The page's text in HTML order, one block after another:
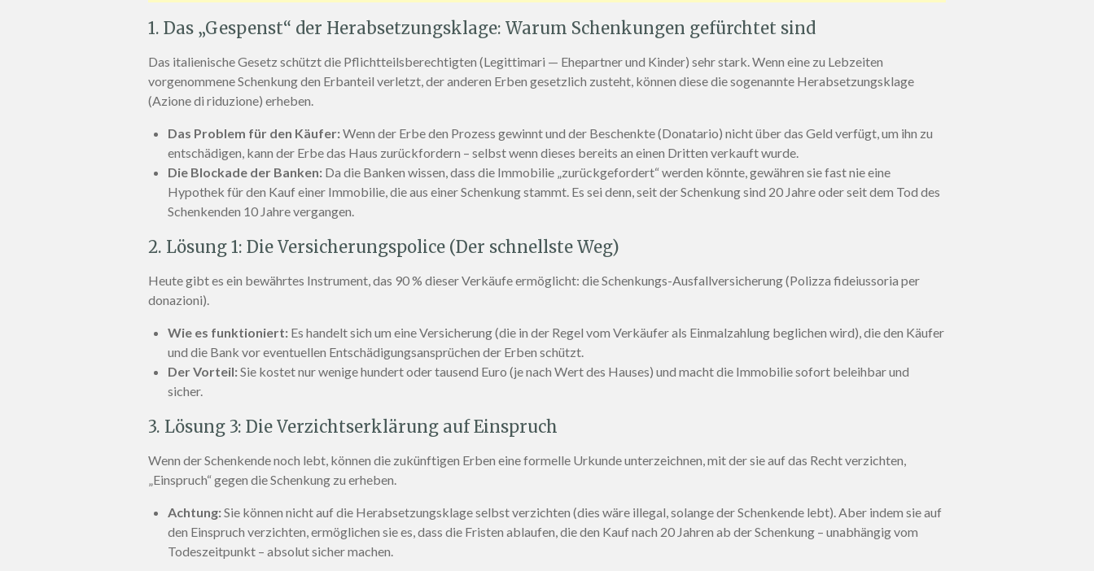
1. Das „Gespenst“ der Herabsetzungsklage: Warum Schenkungen gefürchtet sind
Das italienische Gesetz schützt die Pflichtteilsberechtigten (Legittimari — Ehepartner und Kinder) sehr stark. Wenn eine zu Lebzeiten
vorgenommene Schenkung den Erbanteil verletzt, der anderen Erben gesetzlich zusteht, können diese die sogenannte Herabsetzungsklage
(Azione di riduzione) erheben.
Das Problem für den Käufer:Wenn der Erbe den Prozess gewinnt und der Beschenkte (Donatario) nicht über das Geld verfügt, um ihn zu
entschädigen, kann der Erbe das Haus zurückfordern – selbst wenn dieses bereits an einen Dritten verkauft wurde.
Die Blockade der Banken: Da die Banken wissen, dass die Immobilie „zurückgefordert“ werden könnte, gewähren sie fast nie eine
Hypothek für den Kauf einer Immobilie, die aus einer Schenkung stammt. Es sei denn, seit der Schenkung sind 20 Jahre oder seit dem Tod des
Schenkenden 10 Jahre vergangen.
2. Lösung 1: Die Versicherungspolice (Der schnellste Weg)
Heute gibt es ein bewährtes Instrument, das 90 % dieser Verkäufe ermöglicht: die Schenkungs-Ausfallversicherung (Polizza fideiussoria per
donazioni).
Wie es funktioniert: Es handelt sich um eine Versicherung (die in der Regel vom Verkäufer als Einmalzahlung beglichen wird), die den Käufer
und die Bank vor eventuellen Entschädigungsansprüchen der Erben schützt.
Der Vorteil:Sie kostet nur wenige hundert oder tausend Euro (je nach Wert des Hauses) und macht die Immobilie sofort beleihbar und
sicher.
3. Lösung 3: Die Verzichtserklärung auf Einspruch
Wenn der Schenkende noch lebt, können die zukünftigen Erben eine formelle Urkunde unterzeichnen, mit der sie auf das Recht verzichten,
„Einspruch“ gegen die Schenkung zu erheben.
Achtung:Sie können nicht auf die Herabsetzungsklage selbst verzichten (dies wäre illegal, solange der Schenkende lebt). Aber indem sie auf
den Einspruch verzichten, ermöglichen sie es, dass die Fristen ablaufen, die den Kauf nach 20 Jahren ab der Schenkung – unabhängig vom
Todeszeitpunkt – absolut sicher machen.